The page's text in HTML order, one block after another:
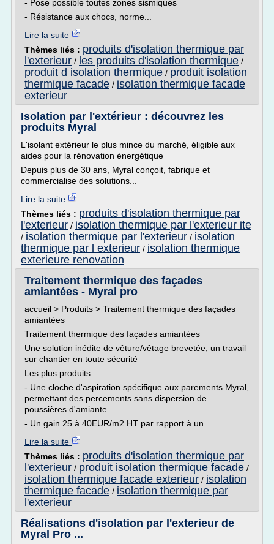
- Pose possible toutes zones sismiques
- Résistance aux chocs, norme...
Lire la suite
Thèmes liés : produits d'isolation thermique par
l'exterieur / les produits d'isolation thermique /
produit d isolation thermique / produit isolation
thermique facade / isolation thermique facade
exterieur
Isolation par l'extérieur : découvrez les
produits Myral
L'isolant extérieur le plus mince du marché, éligible aux
aides pour la rénovation énergétique
Depuis plus de 30 ans, Myral conçoit, fabrique et
commercialise des solutions...
Lire la suite
Thèmes liés : produits d'isolation thermique par
l'exterieur / isolation thermique par l'exterieur ite
/ isolation thermique par l'exterieur / isolation
thermique par l exterieur / isolation thermique
exterieure renovation
Traitement thermique des façades
amiantées - Myral pro
accueil > Produits > Traitement thermique des façades
amiantées
Traitement thermique des façades amiantées
Une solution inédite de vêture/vêtage brevetée, un travail
sur chantier en toute sécurité
Les plus produits
- Une cloche d'aspiration spécifique aux parements Myral,
permettant des percements sans dispersion de
poussières d'amiante
- Un gain 25 à 40EUR/m2 HT par rapport à un...
Lire la suite
Thèmes liés : produits d'isolation thermique par
l'exterieur / produit isolation thermique facade /
isolation thermique facade exterieur / isolation
thermique facade / isolation thermique par
l'exterieur
Réalisations d'isolation par l'exterieur de
Myral Pro ...